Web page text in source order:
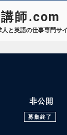
師.com
と英語の仕事専門サ
非公開
募集終了